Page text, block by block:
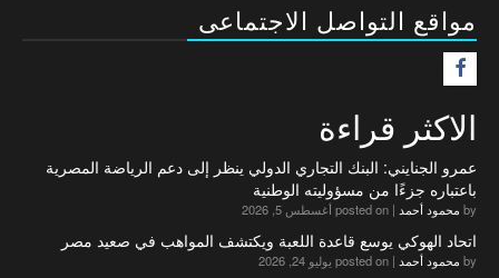
مواقع التواصل الاجتماعى
الاكثر قراءة
عمرو الجنايني: البنك التجاري الدولي ينظر إلى دعم الرياضة المصرية
باعتباره جزءًا من مسؤوليته الوطنية
by محمود أحمد | posted on أغسطس 5, 2026
اتحاد الهوكي يوسع قاعدة اللعبة ويكتشف المواهب في صعيد مصر
by محمود أحمد | posted on يوليو 24, 2026